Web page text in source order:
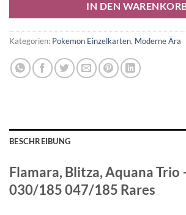
IN DEN
Kategorien: Pokemon Einzelkarten, Moderne Ära
BESCHREIBUNG
Flamara, Blitza, Aquana Trio
030/185 047/185 Rares